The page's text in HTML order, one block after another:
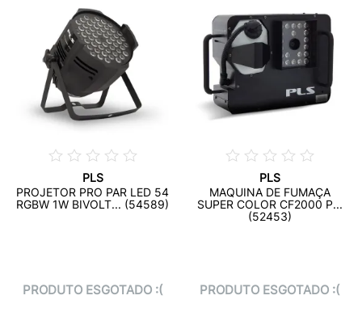
PLS
PROJETOR PRO PAR LED 54
RGBW 1W BIVOLT... (54589)
PRODUTO ESGOTADO :(
PLS
MAQUINA DE FUMAÇA
SUPER COLOR CF2000 P...
(52453)
PRODUTO ESGOTADO :(